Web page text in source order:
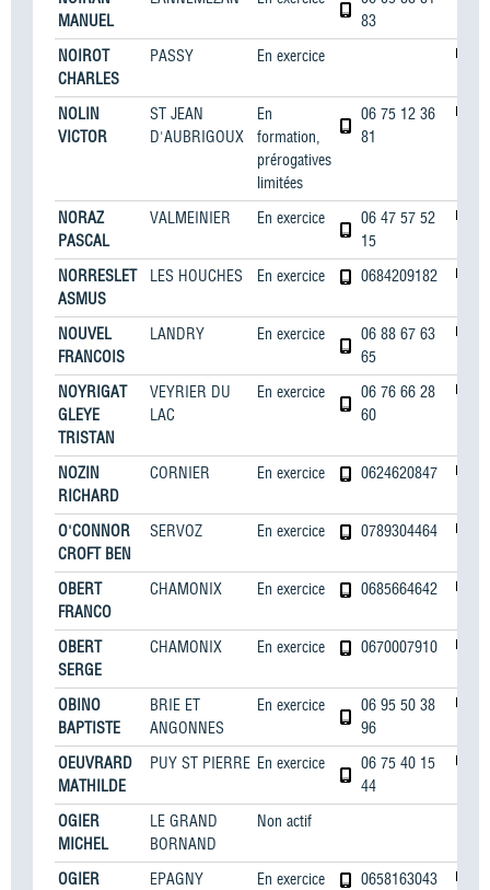
MANUEL
83
NOIROT
CHARLES
PASSY En exercice
NOLIN
VICTOR
ST JEAN
D'AUBRIGOUX
En
formation,
prérogatives
limitées
06 75 12 36
81
NORAZ
PASCAL
VALMEINIER En exercice
06 47 57 52
15
NORRESLET
ASMUS
LES HOUCHES En exercice 0684209182
NOUVEL
FRANCOIS
LANDRY En exercice
06 88 67 63
65
NOYRIGAT
GLEYE
TRISTAN
VEYRIER DU
LAC
En exercice
06 76 66 28
60
NOZIN
RICHARD
CORNIER En exercice 0624620847
O'CONNOR
CROFT BEN
SERVOZ En exercice 0789304464
OBERT
FRANCO
CHAMONIX En exercice 0685664642
OBERT
SERGE
CHAMONIX En exercice 0670007910
OBINO
BAPTISTE
BRIE ET
ANGONNES
En exercice
06 95 50 38
96
OEUVRARD
MATHILDE
PUY ST PIERRE En exercice
06 75 40 15
44
OGIER
MICHEL
LE GRAND
BORNAND
Non actif
OGIER
EPAGNY En exercice 0658163043